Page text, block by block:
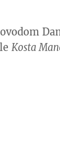
Kosta